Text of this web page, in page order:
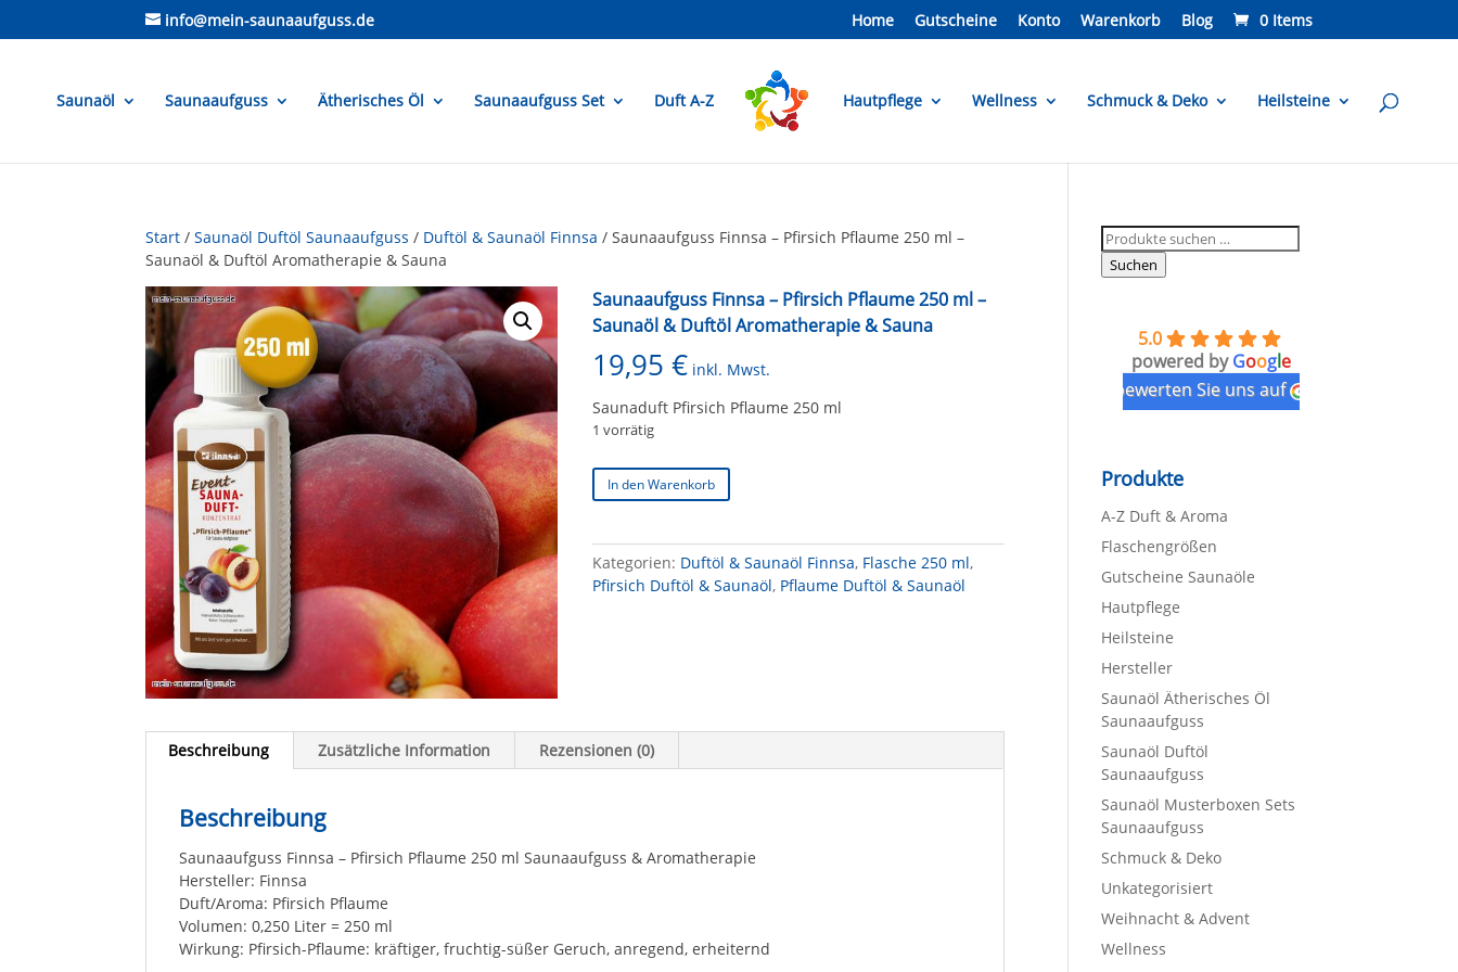
info@mein-saunaaufguss.de Home Gutscheine Konto Warenkorb Blog 0 Items
Saunaöl Saunaaufguss Ätherisches Öl Saunaaufguss Set Duft A-Z Hautpflege Wellness Schmuck & Deko Heilsteine
Start /Saunaöl Duftöl Saunaaufguss / Duftöl & Saunaöl Finnsa / Saunaaufguss Finnsa – Pfirsich Pflaume 250 ml –
Saunaöl & Duftöl Aromatherapie & Sauna
Saunaaufguss Finnsa – Pfirsich Pflaume 250 ml –
Saunaöl & Duftöl Aromatherapie & Sauna
19,95€ inkl. Mwst.
Saunaduft Pfirsich Pflaume 250 ml
1 vorrätig
Saunaaufguss
Finnsa
Pfirsich
Pflaume
250
Aromatherapie
&
Sauna
In den Warenkorb
Kategorien: Duftöl & Saunaöl Finnsa, Flasche 250 ml,
Pfirsich Duftöl & Saunaöl, Pflaume Duftöl & Saunaöl
Beschreibung Zusätzliche Information Rezensionen (0)
Beschreibung
Saunaaufguss Finnsa – Pfirsich Pflaume 250 ml Saunaaufguss & Aromatherapie
Hersteller: Finnsa
Duft/Aroma: Pfirsich Pflaume
Volumen: 0,250 Liter = 250 ml
Wirkung: Pfirsich-Pflaume: kräftiger, fruchtig-süßer Geruch, anregend, erheiternd
Suchen
nach:
Suchen
5.0
powered byGoogle
bewerten Sie uns auf
Produkte
A-Z Duft & Aroma
Flaschengrößen
Gutscheine Saunaöle
Hautpflege
Heilsteine
Hersteller
Saunaöl Ätherisches Öl
Saunaaufguss
Saunaöl Duftöl
Saunaaufguss
Saunaöl Musterboxen Sets
Saunaaufguss
Schmuck & Deko
Unkategorisiert
Weihnacht & Advent
Wellness